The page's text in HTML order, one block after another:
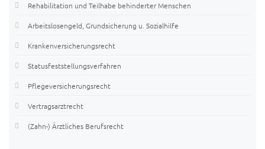
Rehabilitation und Teilhabe behinderter Menschen
Arbeitslosengeld, Grundsicherung u. Sozialhilfe
Krankenversicherungsrecht
Statusfeststellungsverfahren
Pflegeversicherungsrecht
Vertragsarztrecht
(Zahn-) Ärztliches Berufsrecht